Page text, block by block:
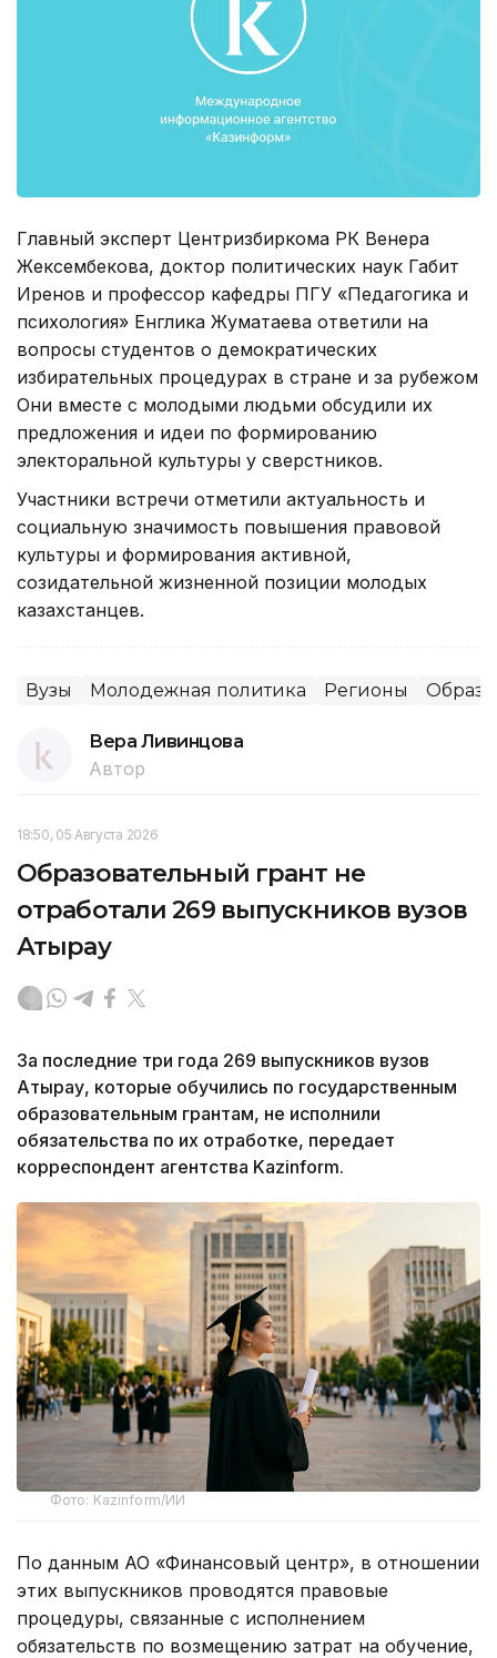
Главный эксперт Центризбиркома РК Венера
Жексембекова, доктор политических наук Габит
Иренов и профессор кафедры ПГУ «Педагогика и
психология» Енглика Жуматаева ответили на
вопросы студентов о демократических
избирательных процедурах в стране и за рубежом
Они вместе с молодыми людьми обсудили их
предложения и идеи по формированию
электоральной культуры у сверстников.
Участники встречи отметили актуальность и
социальную значимость повышения правовой
культуры и формирования активной,
созидательной жизненной позиции молодых
казахстанцев.
Вузы Молодежная политика Регионы
Вера Ливинцова
Автор
18:50, 05 Августа 2026
Образовательный грант не
отработали 269 выпускников вузов
Атырау
За последние три года 269 выпускников вузов
Атырау, которые обучились по государственным
образовательным грантам, не исполнили
обязательства по их отработке, передает
корреспондент агентства Kazinform.
Фото: Kazinform/ИИ
По данным АО «Финансовый центр», в отношении
этих выпускников проводятся правовые
процедуры, связанные с исполнением
обязательств по возмещению затрат на обучение,